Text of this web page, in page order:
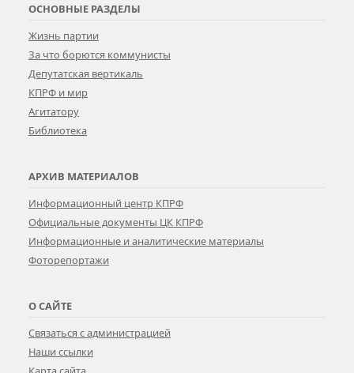
ОСНОВНЫЕ РАЗДЕЛЫ
Жизнь партии
За что борются коммунисты
Депутатская вертикаль
КПРФ и мир
Агитатору
Библиотека
АРХИВ МАТЕРИАЛОВ
Информационный центр КПРФ
Официальные документы ЦК КПРФ
Информационные и аналитические материалы
Фоторепортажи
О САЙТЕ
Связаться с администрацией
Наши ссылки